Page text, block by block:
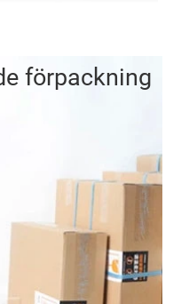
förpackning